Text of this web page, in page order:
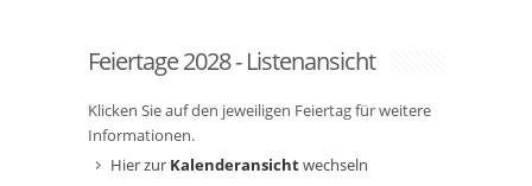
Feiertage 2028 - Listenansicht
Klicken Sie auf den jeweiligen Feiertag für weitere
Informationen.
Hier zur Kalenderansichtwechseln